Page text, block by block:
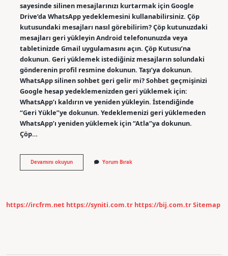
sayesinde silinen mesajlarınızı kurtarmak için Google
Drive’da WhatsApp yedeklemesini kullanabilirsiniz. Çöp
kutusundaki mesajları nasıl görebilirim? Çöp kutunuzdaki
mesajları geri yükleyin Android telefonunuzda veya
tabletinizde Gmail uygulamasını açın. Çöp Kutusu’na
dokunun. Geri yüklemek istediğiniz mesajların solundaki
gönderenin profil resmine dokunun. Taşı’ya dokunun.
WhatsApp silinen sohbet geri gelir mi? Sohbet geçmişinizi
Google hesap yedeklemenizden geri yüklemek için:
WhatsApp’ı kaldırın ve yeniden yükleyin. İstendiğinde
“Geri Yükle”ye dokunun. Yedeklemenizi geri yüklemeden
WhatsApp’ı yeniden yüklemek için “Atla”ya dokunun.
Çöp…
Devamını okuyunWhatsapp
Çöp
Yorum Bırak
https://ircfrm.net https://syniti.com.tr https://bij.com.trSitemap